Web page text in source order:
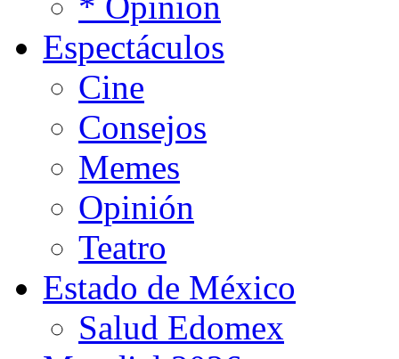
Espectáculos
Cine
Consejos
Memes
Opinión
Teatro
Estado de México
Salud Edomex